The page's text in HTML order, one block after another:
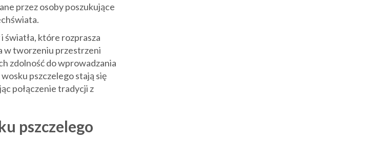
przez osoby poszukujące
światła, które rozprasza
w tworzeniu przestrzeni
zdolność do wprowadzania
pszczelego stają się
połączenie tradycji z
pszczelego